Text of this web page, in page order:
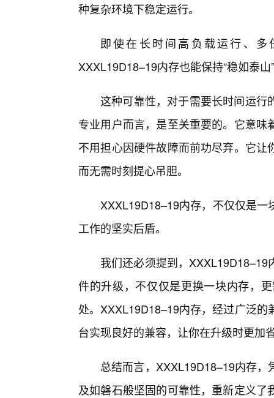
种复杂环境下稳定运行。
即使在长时间高负载运行、
XXXL19D18–19内存也能保持“稳如泰山
这种可靠性，对于需要长时间运行
专业用户而言，是至关重要的。它意
不用担心因硬件故障而前功尽弃。它
而无需时刻提心吊胆。
XXXL19D18–19内存，不仅仅是
工作的坚实后盾。
我们还必须提到，
件的升级，不仅仅是更换一块内存，
处。XXXL19D18–19内存，经过广泛
台实现良好的兼容，让你在升级时更加
总结而言，XXXL19D18–19内存
及如磐石般坚固的可靠性，重新定义